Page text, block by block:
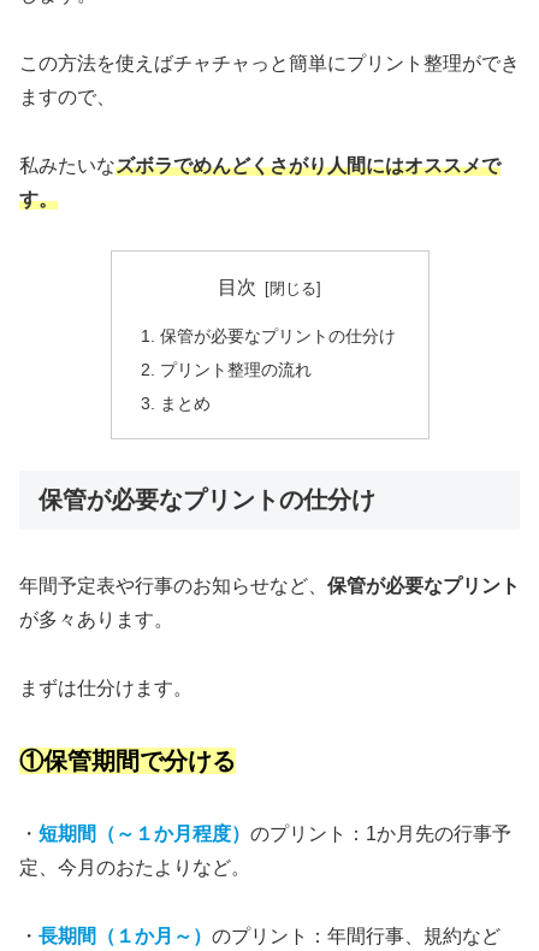
この方法を使えばチャチャっと簡単にプリント整理ができ
ますので、
私みたいなズボラでめんどくさがり人間にはオススメで
す。
目次
保管が必要なプリントの仕分け
プリント整理の流れ
まとめ
保管が必要なプリントの仕分け
年間予定表や行事のお知らせなど、 保管が必要なプリント
が多々あります。
まずは仕分けます。
①保管期間で分ける
・ 短期間（～１か月程度） のプリント：1か月先の行事予
定、今月のおたよりなど。
・ 長期間（１か月～） のプリント：年間行事、規約など